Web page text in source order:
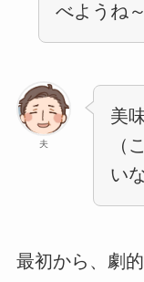
べようね～
夫
美
（
いな
最初から、劇